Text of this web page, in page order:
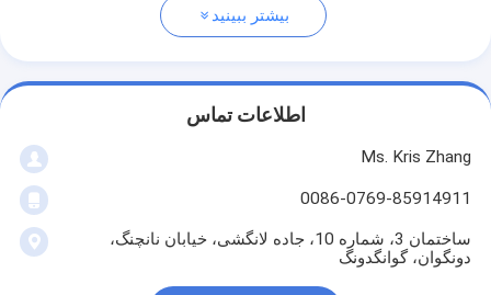
بیشتر ببینید
اطلاعات تماس
Ms. Kris Zhang
0086-0769-85914911
ساختمان 3، شماره 10، جاده لانگشی، خیابان نانچنگ،
دونگوان، گوانگدونگ